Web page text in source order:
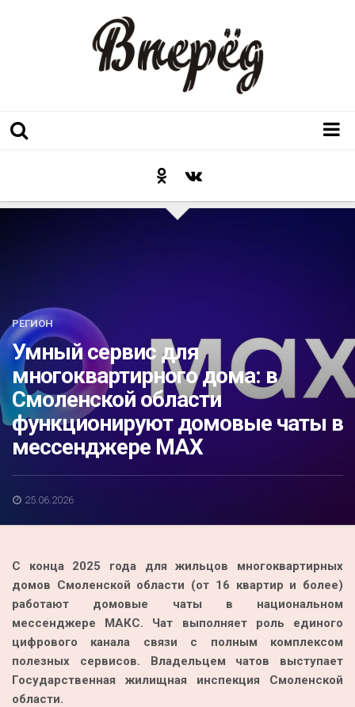
Контакты
Люди родного края
Акция
К 70-летию районного Дома культуры
Конкурс
Люди родного края
Перепись — 2020
РЕГИОН
Умный сервис для
многоквартирного дома: в
Смоленской области
функционируют домовые чаты в
мессенджере MAX
25.06.2026
С конца 2025 года для жильцов многоквартирных
домов Смоленской области (от 16 квартир и более)
работают домовые чаты в национальном
мессенджере МАКС. Чат выполняет роль единого
цифрового канала связи с полным комплексом
полезных сервисов. Владельцем чатов выступает
Государственная жилищная инспекция Смоленской
области.